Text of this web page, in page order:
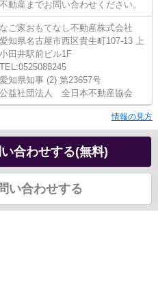
不動産までお問い合わせください。
なご家おもてなし不動産株式会社
愛知県名古屋市西区貴生町107-13 上
小田井駅前ビル1F
TEL:0525088245
愛知県知事 (2) 第23657号
公益社団法人 全日本不動産協会
情報の見方
合わせする(無料)
い合わせする